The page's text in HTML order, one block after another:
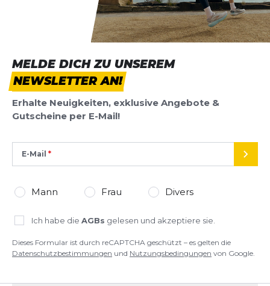
MELDE DICH ZU UNSEREM
NEWSLETTER AN!
Erhalte Neuigkeiten, exklusive Angebote &
Gutscheine per E-Mail!
E-Mail
Mann Frau Divers
Ich habe die AGBs gelesen und akzeptiere sie.
Dieses Formular ist durch reCAPTCHA geschützt – es gelten die
Datenschutzbestimmungen und Nutzungsbedingungen von Google.